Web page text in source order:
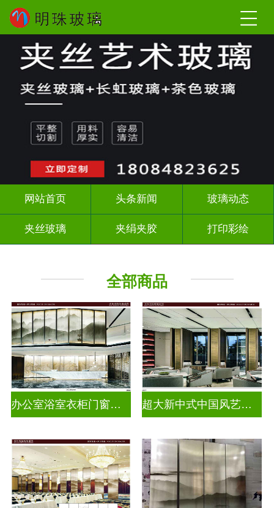
网站首页 头条新闻 玻璃动态
夹丝玻璃 夹绢夹胶 打印彩绘
全部商品
办公室浴室衣柜门窗户水墨画玻璃 超大新中式中国风艺术水墨山水画玻璃